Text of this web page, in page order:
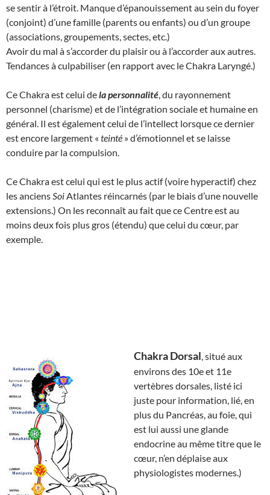
se sentir à l’étroit. Manque d’épanouissement au sein du foyer
(conjoint) d’une famille (parents ou enfants) ou d’un groupe
(associations, groupements, sectes, etc.)
Avoir du mal à s’accorder du plaisir ou à l’accorder aux autres.
Tendances à culpabiliser (en rapport avec le Chakra Laryngé.)
Ce Chakra est celui dela personnalité, du rayonnement
personnel (charisme) et de l’intégration sociale et humaine en
général. Il est également celui de l’intellect lorsque ce dernier
est encore largement « teinté » d’émotionnel et se laisse
conduire par la compulsion.
Ce Chakra est celui qui est le plus actif (voire hyperactif) chez
les anciensSoiAtlantes réincarnés (par le biais d’une nouvelle
extensions.) On les reconnaît au fait que ce Centre est au
moins deux fois plus gros (étendu) que celui du cœur, par
exemple.
Chakra Dorsal, situé aux
environs des 10e et 11e
vertèbres dorsales, listé ici
juste pour information, lié, en
plus du Pancréas, au foie, qui
est lui aussi une glande
endocrine au même titre que le
cœur, n’en déplaise aux
physiologistes modernes.)